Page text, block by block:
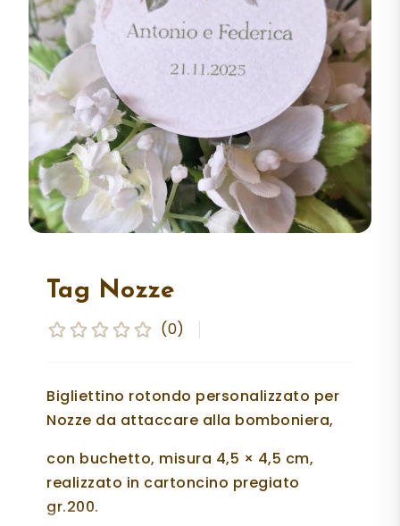
Tag Nozze
(0)
Bigliettino rotondo personalizzato per
Nozze da attaccare alla bomboniera,
con buchetto, misura 4,5 × 4,5 cm,
realizzato in cartoncino pregiato
gr.200.